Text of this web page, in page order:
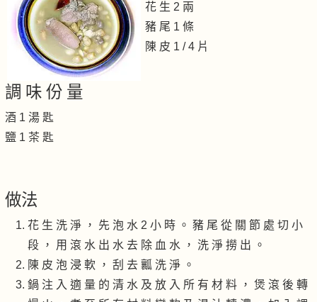
花 生 2 兩
豬 尾 1 條
陳 皮 1 / 4 片
調 味 份 量
酒 1 湯 匙
鹽 1 茶 匙
做法
花 生 洗 淨 ， 先 泡 水 2 小 時 。 豬 尾 從 關 節 處 切 小
段 ， 用 滾 水 出 水 去 除 血 水 ， 洗 淨 撈 出 。
陳 皮 泡 浸 軟 ， 刮 去 瓤 洗 淨 。
鍋 注 入 適 量 的 清 水 及 放 入 所 有 材 料 ， 煲 滾 後 轉